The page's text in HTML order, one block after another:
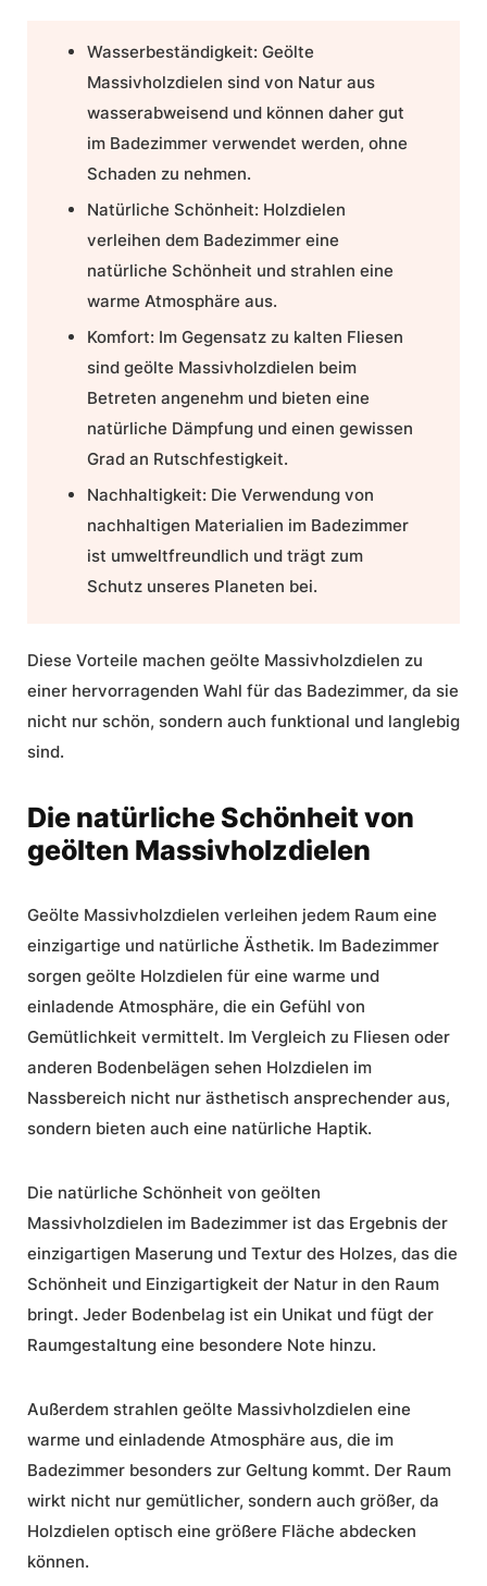
Wasserbeständigkeit: Geölte
Massivholzdielen sind von Natur aus
wasserabweisend und können daher gut
im Badezimmer verwendet werden, ohne
Schaden zu nehmen.
Natürliche Schönheit: Holzdielen
verleihen dem Badezimmer eine
natürliche Schönheit und strahlen eine
warme Atmosphäre aus.
Komfort: Im Gegensatz zu kalten Fliesen
sind geölte Massivholzdielen beim
Betreten angenehm und bieten eine
natürliche Dämpfung und einen gewissen
Grad an Rutschfestigkeit.
Nachhaltigkeit: Die Verwendung von
nachhaltigen Materialien im Badezimmer
ist umweltfreundlich und trägt zum
Schutz unseres Planeten bei.
Diese Vorteile machen geölte Massivholzdielen zu
einer hervorragenden Wahl für das Badezimmer, da sie
nicht nur schön, sondern auch funktional und langlebig
sind.
Die natürliche Schönheit von
geölten Massivholzdielen
Geölte Massivholzdielen verleihen jedem Raum eine
einzigartige und natürliche Ästhetik. Im Badezimmer
sorgen geölte Holzdielen für eine warme und
einladende Atmosphäre, die ein Gefühl von
Gemütlichkeit vermittelt. Im Vergleich zu Fliesen oder
anderen Bodenbelägen sehen Holzdielen im
Nassbereich nicht nur ästhetisch ansprechender aus,
sondern bieten auch eine natürliche Haptik.
Die natürliche Schönheit von geölten
Massivholzdielen im Badezimmer ist das Ergebnis der
einzigartigen Maserung und Textur des Holzes, das die
Schönheit und Einzigartigkeit der Natur in den Raum
bringt. Jeder Bodenbelag ist ein Unikat und fügt der
Raumgestaltung eine besondere Note hinzu.
Außerdem strahlen geölte Massivholzdielen eine
warme und einladende Atmosphäre aus, die im
Badezimmer besonders zur Geltung kommt. Der Raum
wirkt nicht nur gemütlicher, sondern auch größer, da
Holzdielen optisch eine größere Fläche abdecken
können.